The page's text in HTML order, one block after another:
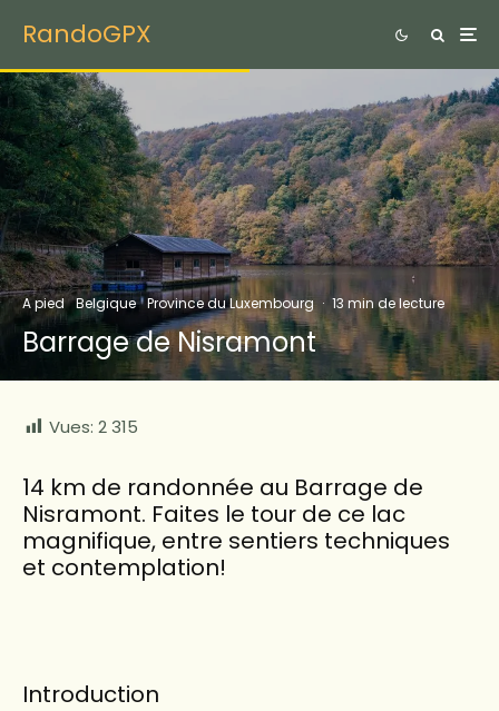
RandoGPX
A pied Belgique Province du Luxembourg · 13 min de lecture
Barrage de Nisramont
Vues: 2 315
14 km de randonnée au Barrage de
Nisramont. Faites le tour de ce lac
magnifique, entre sentiers techniques
et contemplation!
Introduction